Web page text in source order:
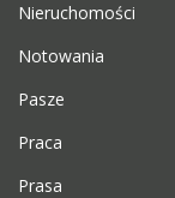
Nieruchomości
Notowania
Pasze
Praca
Prasa